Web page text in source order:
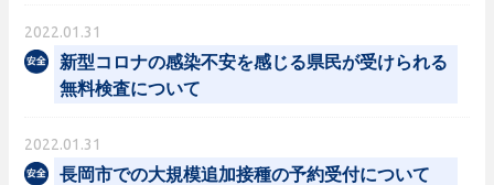
2022.01.31
新型コロナの感染不安を感じる県民が受けられる
無料検査について
2022.01.31
長岡市での大規模追加接種の予約受付について